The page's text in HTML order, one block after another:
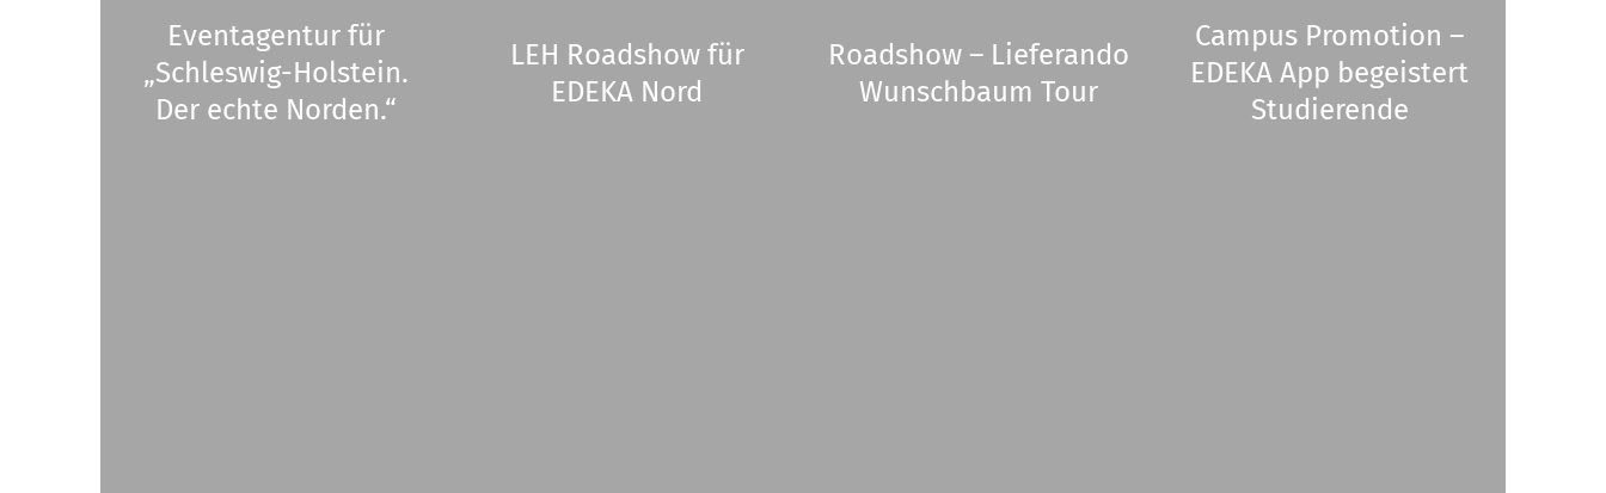
Eventagentur für
„Schleswig-Holstein.
Der echte Norden.“
LEH Roadshow für
EDEKA Nord
Roadshow – Lieferando
Wunschbaum Tour
Campus Promotion –
EDEKA App begeistert
Studierende